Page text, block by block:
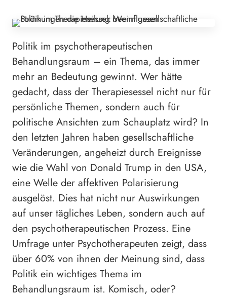
Politik im psychotherapeutischen
Behandlungsraum – ein Thema, das immer
mehr an Bedeutung gewinnt. Wer hätte
gedacht, dass der Therapiesessel nicht nur für
persönliche Themen, sondern auch für
politische Ansichten zum Schauplatz wird? In
den letzten Jahren haben gesellschaftliche
Veränderungen, angeheizt durch Ereignisse
wie die Wahl von Donald Trump in den USA,
eine Welle der affektiven Polarisierung
ausgelöst. Dies hat nicht nur Auswirkungen
auf unser tägliches Leben, sondern auch auf
den psychotherapeutischen Prozess. Eine
Umfrage unter Psychotherapeuten zeigt, dass
über 60% von ihnen der Meinung sind, dass
Politik ein wichtiges Thema im
Behandlungsraum ist. Komisch, oder?